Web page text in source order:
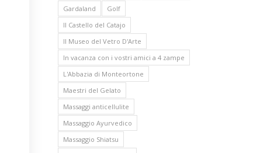
Gardaland
Golf
Il Castello del Catajo
Il Museo del Vetro D'Arte
In vacanza con i vostri amici a 4 zampe
L'Abbazia di Monteortone
Maestri del Gelato
Massaggi anticellulite
Massaggio Ayurvedico
Massaggio Shiatsu